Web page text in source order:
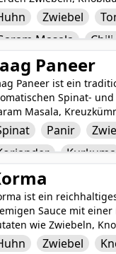
Kurkuma,
Currysoße zu
ist, was zu
Mahlzeit
Zwiebel
Masala
Paneer
Paneer ist ein
Spinat-
Masala,
und Ingwer.
aus cremigem
und
Panir
Kurkuma
ist ein
Sauce mit
wie Zwiebeln,
Kardamom, Zimt,
Zwiebel